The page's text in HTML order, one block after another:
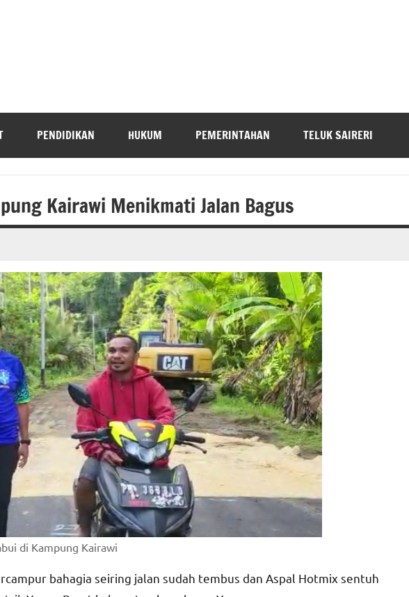
PENDIDIKAN HUKUM PEMERINTAHAN TELUK SAIRERI
Kairawi Menikmati Jalan Bagus
di Kampung Kairawi
bahagia seiring jalan sudah tembus dan Aspal Hotmix sentuh